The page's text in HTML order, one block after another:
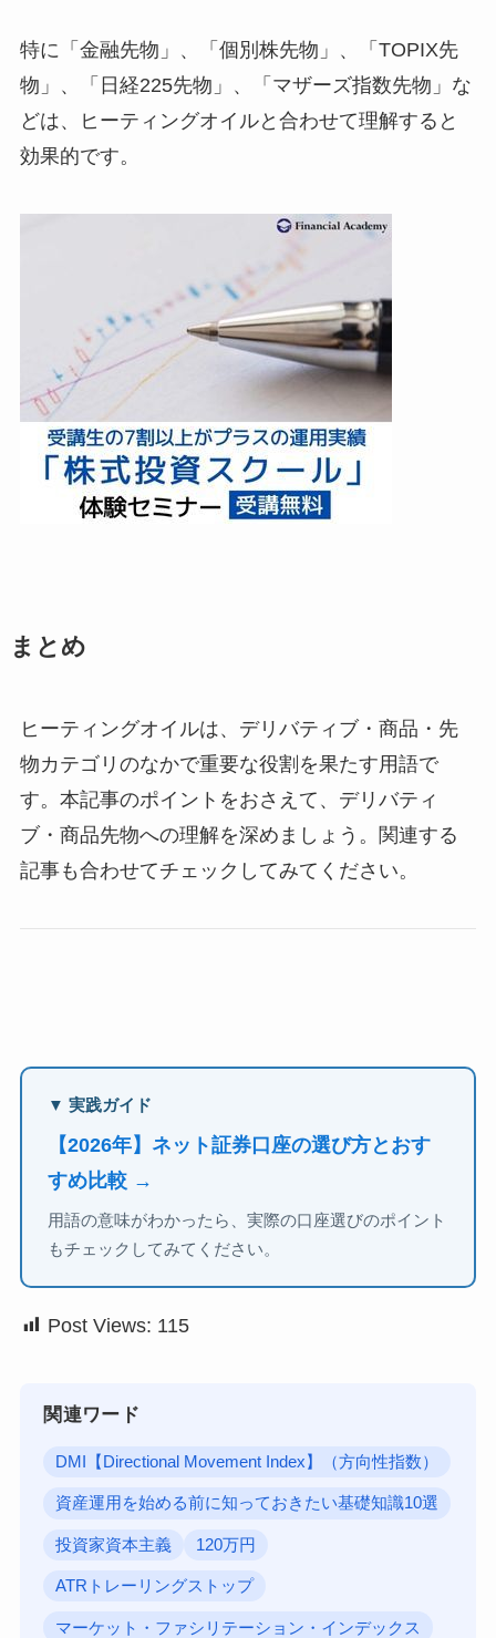
特に「金融先物」、「個別株先物」、「TOPIX先
物」、「日経225先物」、「マザーズ指数先物」な
どは、ヒーティングオイルと合わせて理解すると
効果的です。
まとめ
ヒーティングオイルは、デリバティブ・商品・先
物カテゴリのなかで重要な役割を果たす用語で
す。本記事のポイントをおさえて、デリバティ
ブ・商品先物への理解を深めましょう。関連する
記事も合わせてチェックしてみてください。
▼ 実践ガイド
【2026年】ネット証券口座の選び方とおす
すめ比較 →
用語の意味がわかったら、実際の口座選びのポイント
もチェックしてみてください。
Post Views: 115
関連ワード
DMI【Directional Movement Index】（方向性指数）
資産運用を始める前に知っておきたい基礎知識10選
投資家資本主義 120万円
ATRトレーリングストップ
マーケット・ファシリテーション・インデックス